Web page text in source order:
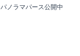
パノラマパース公開中